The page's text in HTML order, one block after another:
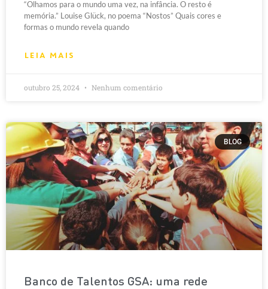
“Olhamos para o mundo uma vez, na infância. O resto é
memória.” Louise Glück, no poema “Nostos” Quais cores e
formas o mundo revela quando
LEIA MAIS
outubro 25, 2024 Nenhum comentário
BLOG
Banco de Talentos GSA: uma rede